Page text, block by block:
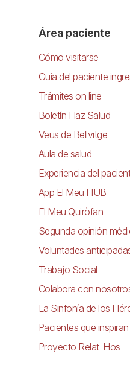
Área paciente
Cómo visitarse
Guia del paciente
Trámites on line
Boletín Haz Salud
Veus de Bellvitge
Aula de salud
Experiencia del
App El Meu HUB
El Meu Quiròfan
Segunda opinión
Voluntades
Trabajo Social
Colabora con
La Sinfonía de los
Pacientes que inspiran
Proyecto Relat-Hos